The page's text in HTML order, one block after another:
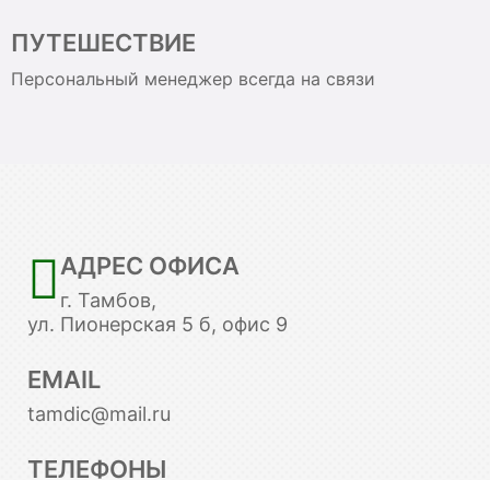
ПУТЕШЕСТВИЕ
Персональный менеджер всегда на связи
АДРЕС ОФИСА
г. Тамбов,
ул. Пионерская 5 б, офис 9
EMAIL
tamdic@mail.ru
ТЕЛЕФОНЫ